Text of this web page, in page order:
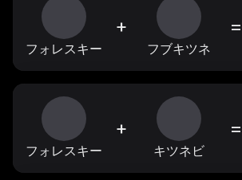
フォレスキー
+
フブキツネ
=
フォレスキー
+
キツネビ
=